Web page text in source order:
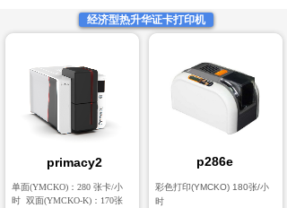
经济型热升华证卡打印机
彩色打印(YMCKO) 180张/小
时
p286e
primacy2
单面(YMCKO)：280 张卡/小
时 双面(YMCKO-K)：170张